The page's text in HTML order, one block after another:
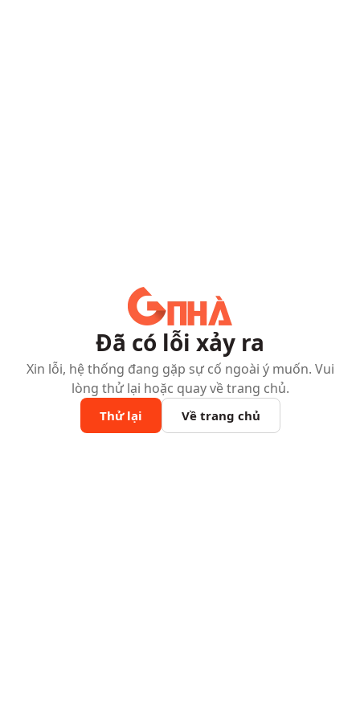
Đã có lỗi xảy ra
Xin lỗi, hệ thống đang gặp sự cố ngoài ý muốn. Vui
lòng thử lại hoặc quay về trang chủ.
Thử lại Về trang chủ